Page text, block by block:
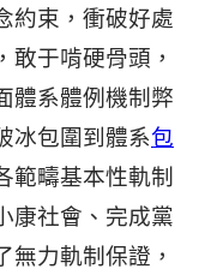
約束，衝破好處
于啃硬骨頭，
體系體例機制弊
冰包圍到體系包
範疇基本性軌制
康社會、完成黨
力軌制保證，